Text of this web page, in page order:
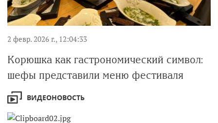
2 февр. 2026 г., 12:04:33
Корюшка как гастрономический символ:
шефы представили меню фестиваля
ВИДЕОНОВОСТЬ